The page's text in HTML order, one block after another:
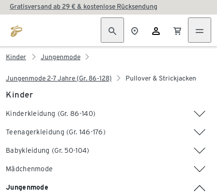
Gratisversand ab 29 € & kostenlose Rücksendung
Kinder Jungenmode
Jungenmode 2-7 Jahre (Gr. 86-128) Pullover & Strickjacken
Kinder
Kinderkleidung (Gr. 86-140)
Teenagerkleidung (Gr. 146-176)
Babykleidung (Gr. 50-104)
Mädchenmode
Jungenmode